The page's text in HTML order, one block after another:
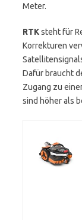
Meter.
RTKsteht für
Korrekturen
Dafür braucht
Zugang zu
sind höher als